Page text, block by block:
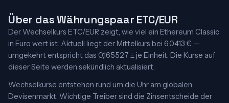
Über das Währungspaar ETC/EUR
Der Wechselkurs ETC/EUR zeigt, wie viel ein Ethereum Classic
in Euro wert ist. Aktuell liegt der Mittelkurs bei 6,0413 € —
umgekehrt entspricht das 0,165527 Ξ je Einheit. Die Kurse auf
dieser Seite werden sekündlich aktualisiert.
Wechselkurse entstehen rund um die Uhr am globalen
Devisenmarkt. Wichtige Treiber sind die Zinsentscheide der